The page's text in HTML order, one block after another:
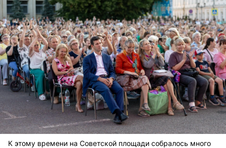
К этому времени на Советской площади собралось много